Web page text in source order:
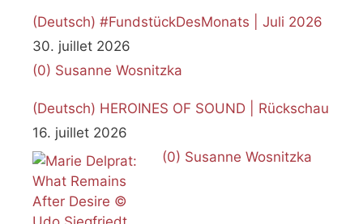
(Deutsch) #FundstückDesMonats | Juli 2026
30. juillet 2026
(0) Susanne Wosnitzka
(Deutsch) HEROINES OF SOUND | Rückschau
16. juillet 2026
(0) Susanne Wosnitzka